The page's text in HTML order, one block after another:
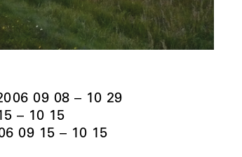
09 08 – 10 29
– 10 15
09 15 – 10 15